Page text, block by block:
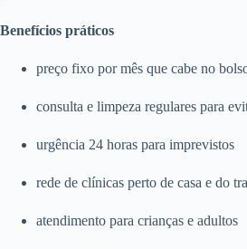
Benefícios práticos
preço fixo por mês que cabe no
consulta e limpeza regulares para
urgência 24 horas para imprevistos
rede de clínicas perto de casa e do
atendimento para crianças e adultos